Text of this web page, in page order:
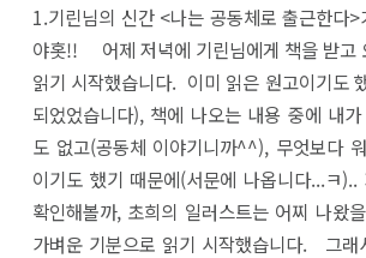
1.기린님의 신간 <나는 공동체로 출근한다
야홋!! 어제 저녁에 기린님에게 책을 받고
읽기 시작했습니다. 이미 읽은 원고이기도
되었었습니다), 책에 나오는 내용 중에 내
도 없고(공동체 이야기니까^^), 무엇보다
이기도 했기 때문에(서문에 나옵니다...ㅋ
확인해볼까, 초희의 일러스트는 어찌 나왔
가벼운 기분으로 읽기 시작했습니다. 그래